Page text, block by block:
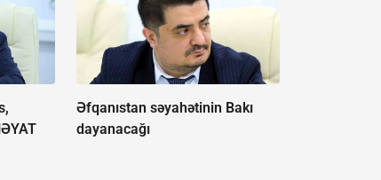
Əfqanıstan səyahətinin Bakı
dayanacağı